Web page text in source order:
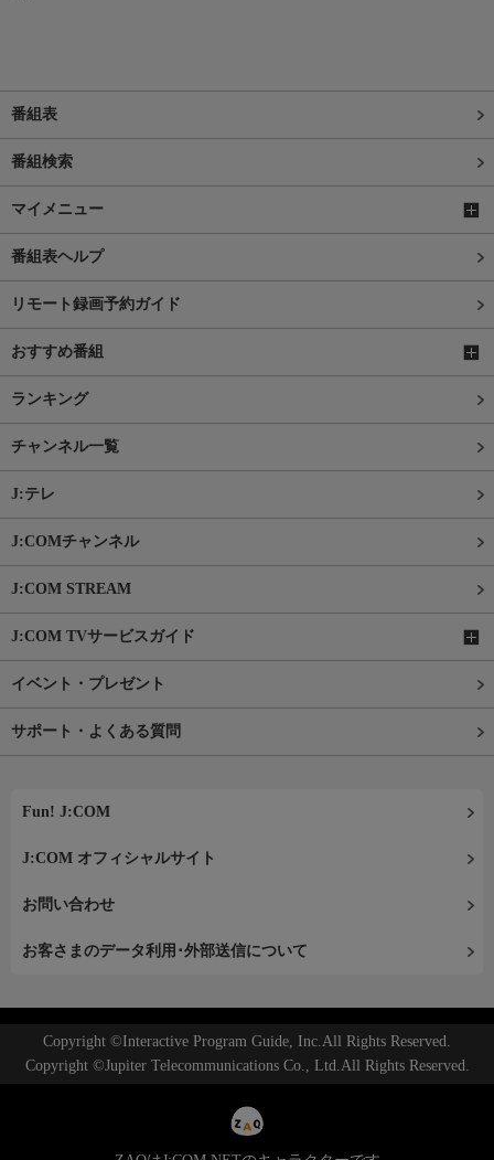
番組表
番組検索
マイメニュー
番組表ヘルプ
リモート録画予約ガイド
おすすめ番組
ランキング
チャンネル一覧
J:テレ
J:COMチャンネル
J:COM STREAM
J:COM TVサービスガイド
イベント・プレゼント
サポート・よくある質問
Fun! J:COM
J:COM オフィシャルサイト
お問い合わせ
お客さまのデータ利用･外部送信について
Copyright ©Interactive Program Guide, Inc.All Rights Reserved.
Copyright ©Jupiter Telecommunications Co., Ltd.All Rights Reserved.